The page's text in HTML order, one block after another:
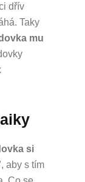
dřív
Taky
mu
si
, aby s tím